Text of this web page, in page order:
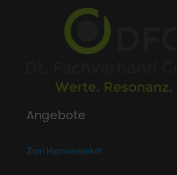
Angebote
Zum Hypnosepaket